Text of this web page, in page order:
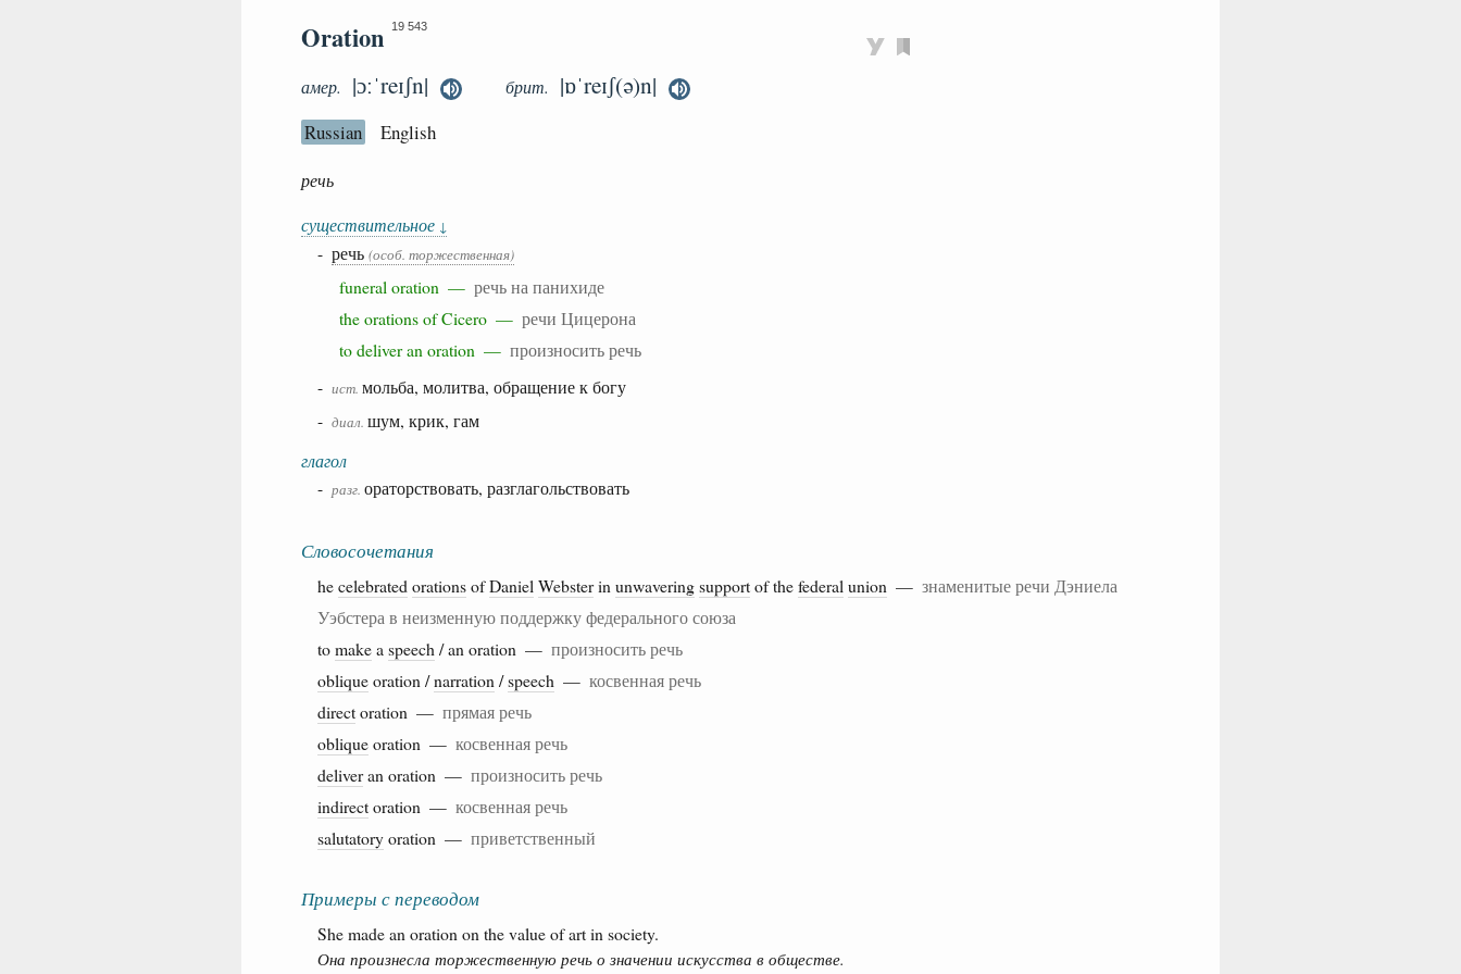
Oration 19 543
амер. |ɔːˈreɪʃn| брит. |ɒˈreɪʃ(ə)n|
Russian English
речь
существительное ↓
- речь (особ. торжественная)
funeral oration — речь на панихиде
the orations of Cicero — речи Цицерона
to deliver an oration — произносить речь
- ист. мольба, молитва, обращение к богу
- диал. шум, крик, гам
глагол
- разг. ораторствовать, разглагольствовать
Словосочетания
hecelebrated orationsofDaniel Websterin unwaveringsupportof thefederal union — знаменитые речи Дэниела
Уэбстера в неизменную поддержку федерального союза
tomakea speech / an oration — произносить речь
obliqueoration /narration /speech — косвенная речь
directoration — прямая речь
obliqueoration — косвенная речь
deliveran oration — произносить речь
indirectoration — косвенная речь
salutatoryoration — приветственный
Примеры с переводом
She made an oration on the value of art in society.
Она произнесла торжественную речь о значении искусства в обществе.